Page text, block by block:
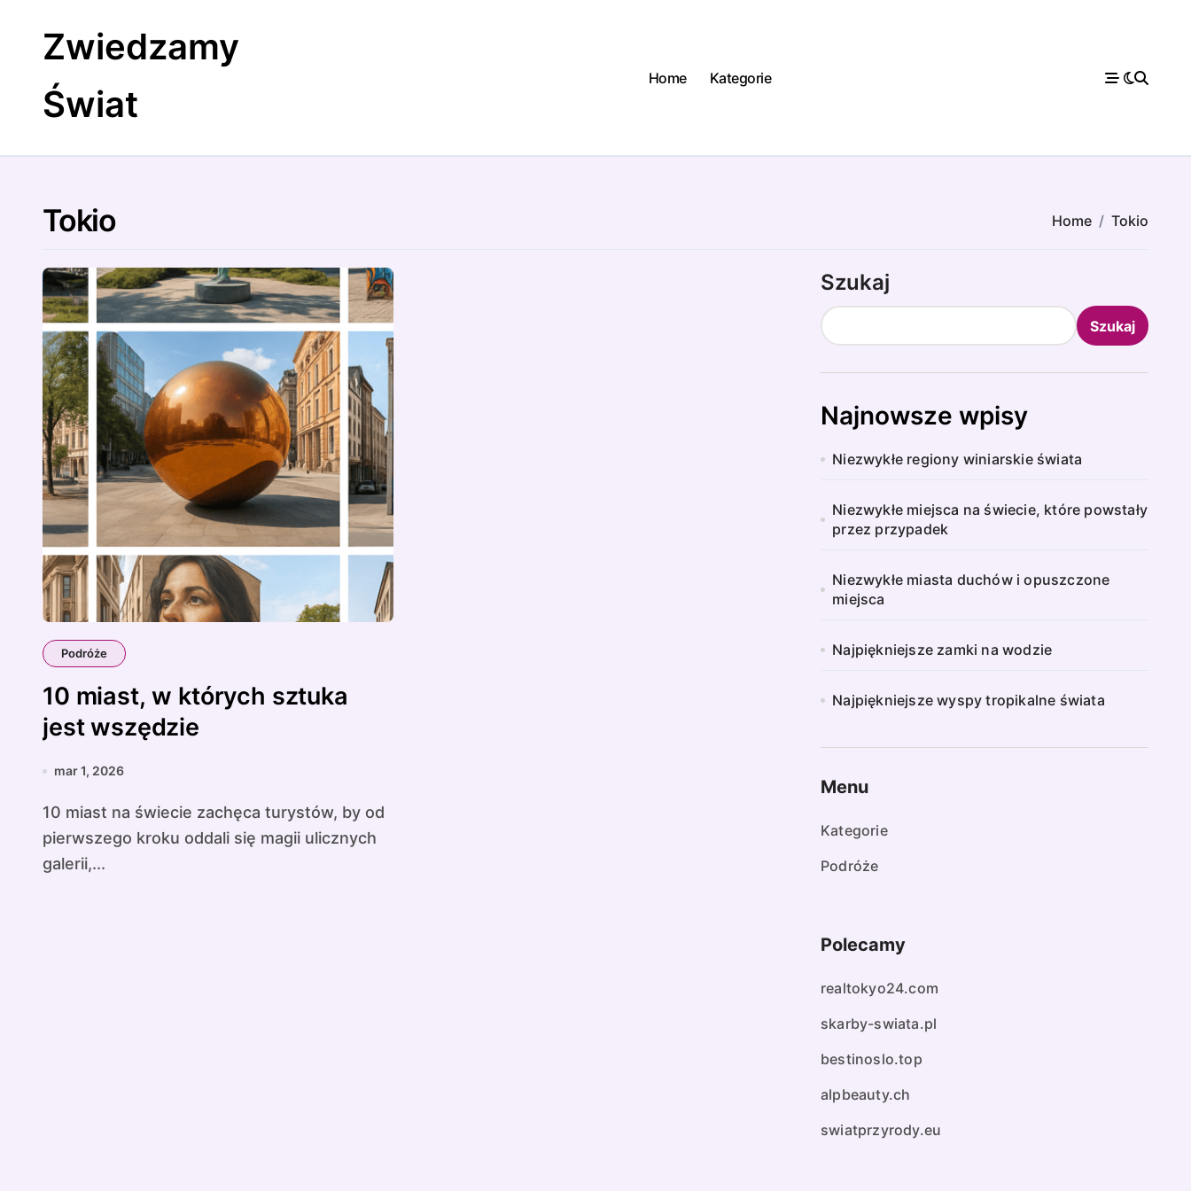
contentZwiedzamy
Świat
Home Kategorie
Tokio Home Tokio
Podróże
10 miast, w których sztuka
jest wszędzie
mar 1, 2026
10 miast na świecie zachęca turystów, by od
pierwszego kroku oddali się magii ulicznych
galerii,...
Szukaj
Szukaj
Najnowsze wpisy
Niezwykłe regiony winiarskie świata
Niezwykłe miejsca na świecie, które powstały
przez przypadek
Niezwykłe miasta duchów i opuszczone
miejsca
Najpiękniejsze zamki na wodzie
Najpiękniejsze wyspy tropikalne świata
Menu
Kategorie
Podróże
Polecamy
realtokyo24.com
skarby-swiata.pl
bestinoslo.top
alpbeauty.ch
swiatprzyrody.eu